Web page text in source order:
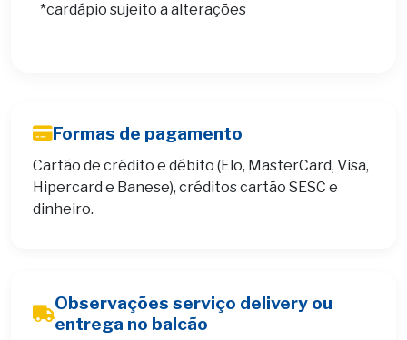
*cardápio sujeito a alterações
Formas de pagamento
Cartão de crédito e débito (Elo, MasterCard, Visa,
Hipercard e Banese), créditos cartão SESC e
dinheiro.
Observações serviço delivery ou
entrega no balcão